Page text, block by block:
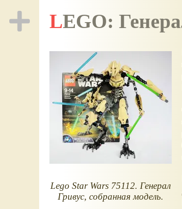
LEGO:
Lego Star Wars 75112. Генерал
Гривус, собранная модель.